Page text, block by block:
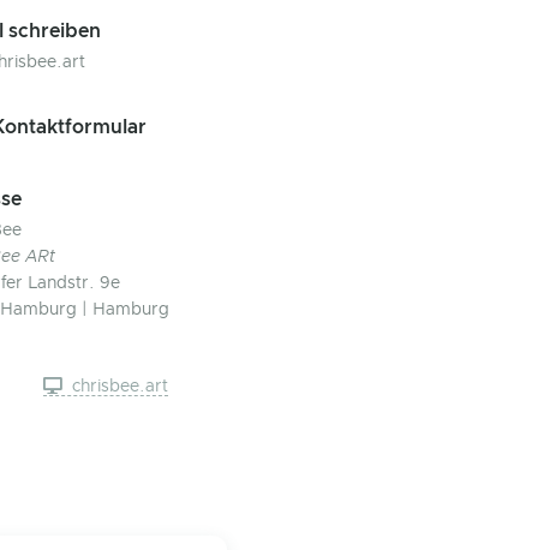
schreiben
ARt
Landstr. 9e
| Hamburg
chrisbee.art